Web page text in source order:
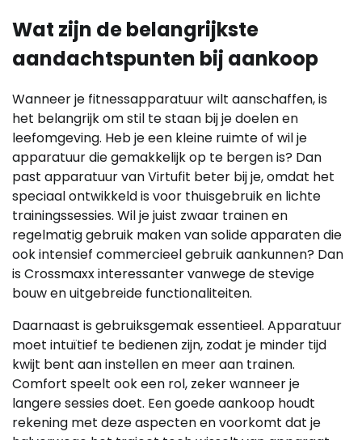
Wat zijn de belangrijkste
aandachtspunten bij aankoop
Wanneer je fitnessapparatuur wilt aanschaffen, is
het belangrijk om stil te staan bij je doelen en
leefomgeving. Heb je een kleine ruimte of wil je
apparatuur die gemakkelijk op te bergen is? Dan
past apparatuur van Virtufit beter bij je, omdat het
speciaal ontwikkeld is voor thuisgebruik en lichte
trainingssessies. Wil je juist zwaar trainen en
regelmatig gebruik maken van solide apparaten die
ook intensief commercieel gebruik aankunnen? Dan
is Crossmaxx interessanter vanwege de stevige
bouw en uitgebreide functionaliteiten.
Daarnaast is gebruiksgemak essentieel. Apparatuur
moet intuïtief te bedienen zijn, zodat je minder tijd
kwijt bent aan instellen en meer aan trainen.
Comfort speelt ook een rol, zeker wanneer je
langere sessies doet. Een goede aankoop houdt
rekening met deze aspecten en voorkomt dat je